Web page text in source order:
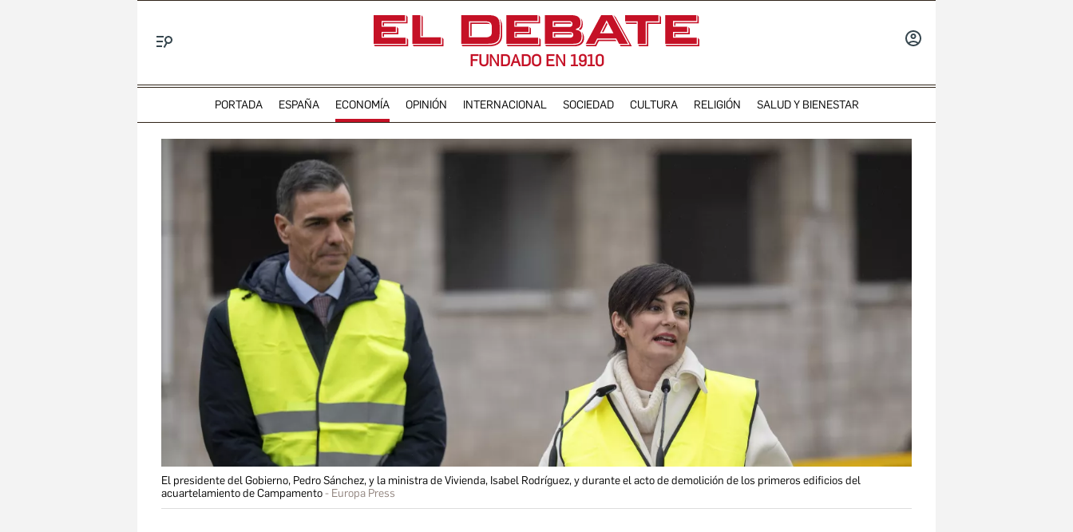
FUNDADO EN 1910
PORTADA ESPAÑA ECONOMÍA OPINIÓN INTERNACIONAL SOCIEDAD CULTURA RELIGIÓN SALUD Y BIENESTAR
El presidente del Gobierno, Pedro Sánchez, y la ministra de Vivienda, Isabel Rodríguez, y durante el acto de demolición de los primeros edificios del
acuartelamiento de Campamento
Europa Press